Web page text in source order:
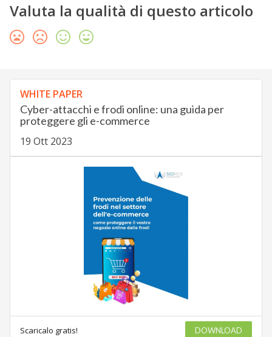
Valuta la qualità di questo articolo
WHITE PAPER
Cyber-attacchi e frodi online: una guida per
proteggere gli e-commerce
19 Ott 2023
Scaricalo gratis! DOWNLOAD